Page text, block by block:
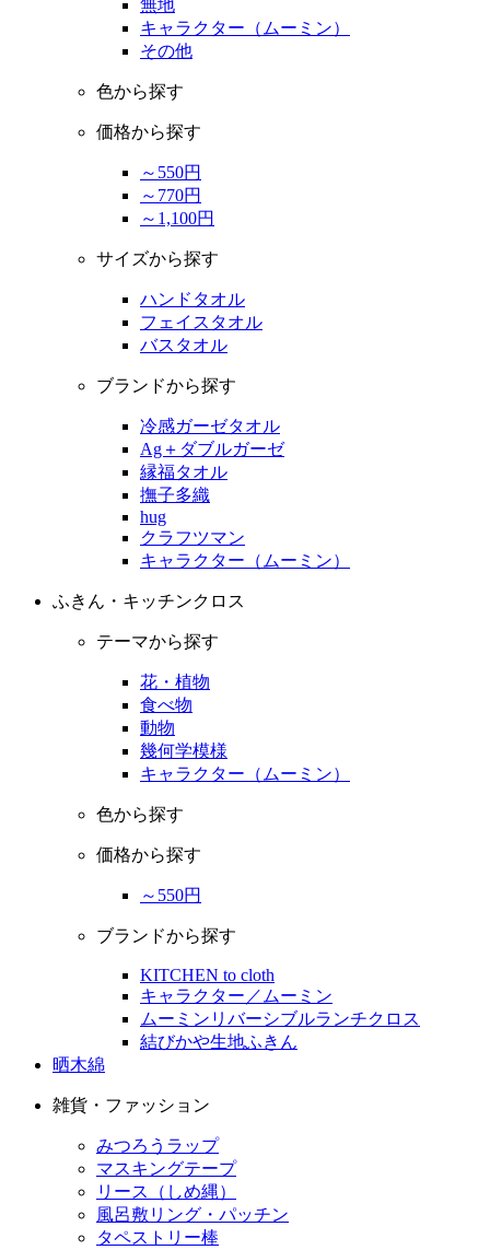
無地
キャラクター（ムーミン）
その他
色から探す
価格から探す
～550円
～770円
～1,100円
サイズから探す
ハンドタオル
フェイスタオル
バスタオル
ブランドから探す
冷感ガーゼタオル
Ag＋ダブルガーゼ
縁福タオル
撫子多織
hug
クラフツマン
キャラクター（ムーミン）
ふきん・キッチンクロス
テーマから探す
花・植物
食べ物
動物
幾何学模様
キャラクター（ムーミン）
色から探す
価格から探す
～550円
ブランドから探す
KITCHEN to cloth
キャラクター／ムーミン
ムーミンリバーシブルランチクロス
結びかや生地ふきん
晒木綿
雑貨・ファッション
みつろうラップ
マスキングテープ
リース（しめ縄）
風呂敷リング・パッチン
タペストリー棒